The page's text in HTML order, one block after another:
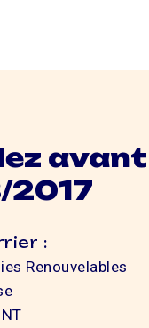
avant
:
Renouvelables